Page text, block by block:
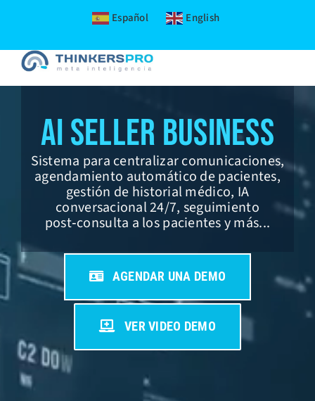
Español English
to
content
AI Seller Business
Sistema para centralizar comunicaciones,
agendamiento automático de pacientes,
gestión de historial médico, IA
conversacional 24/7, seguimiento
post‑consulta a los pacientes y más...
AGENDAR UNA DEMO
VER VIDEO DEMO